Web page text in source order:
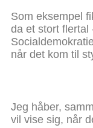
Som eksempel
da et stort
når det kom til
Jeg håber,
vil vise sig, når